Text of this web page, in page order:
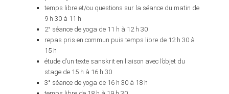
temps libre et/ou questions sur la séance du matin de
9 h 30 à 11 h
2° séance de yoga de 11 h à 12 h 30
repas pris en commun puis temps libre de 12 h 30 à
15 h
étude d’un texte sanskrit en liaison avec l’objet du
stage de 15 h à 16 h 30
3° séance de yoga de 16 h 30 à 18 h